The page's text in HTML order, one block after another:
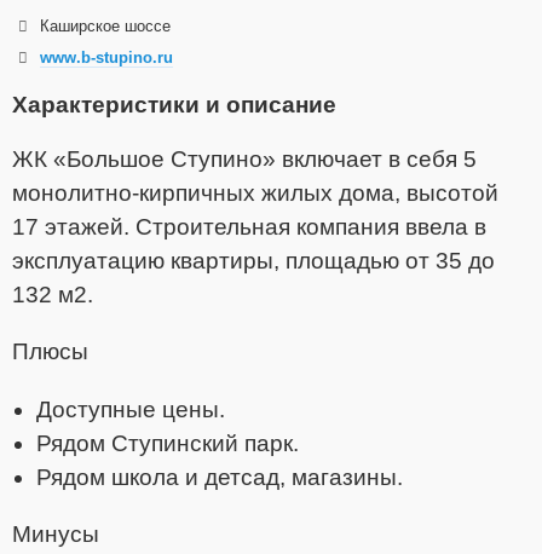
Каширское шоссе
www.b-stupino.ru
Характеристики и описание
ЖК «Большое Ступино» включает в себя 5
монолитно-кирпичных жилых дома, высотой
17 этажей. Строительная компания ввела в
эксплуатацию квартиры, площадью от 35 до
132 м2.
Плюсы
Доступные цены.
Рядом Ступинский парк.
Рядом школа и детсад, магазины.
Минусы